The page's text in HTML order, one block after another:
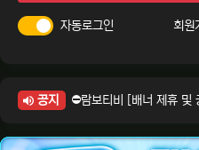
자동로그인 회원
공지